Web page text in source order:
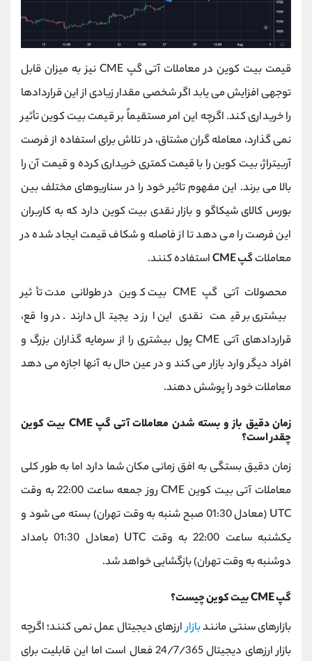
قیمت بیت کوین در معاملات آتی گپ CME نیز به میزان قابل
توجهی افزایش می یابد اگر شخصی مقدار زیادی از این قراردادها
را خریداری کند. اگرچه این امر مستقیماً بر قیمت بیت کوین تأثیر
نمی گذارد، معامله گران مشتاق، در تلاش برای استفاده از فرصت
آربیتراژ، بیت کوین را با قیمت کمتری خریداری کرده و قیمت آن را
بالا می برند. این مفهوم تاثیر خود را در سناریوهای مختلف بین
بورس کالای شیکاگو و بازار نقدی بیت کوین دارد که به کاربران
این فرصت را می دهد تا از فاصله و شکاف قیمت ایجاد شده در
معاملاتگپ CME
استفاده کنند.
محصولات آتی گپ CME بیت کوین در طولانی مدت تأثیر
بیشتری بر قیمت نقدی این ارز دیجیتال دارند. در واقع،
قراردادهای آتی CME پول بیشتری را از سرمایه گذاران بزرگ و
افراد دیگر وارد بازار می کند و در عین حال به آنها اجازه می دهد
معاملات خود را پوشش دهند.
زمان دقیق باز و بسته شدن معاملات آتی گپ CME بیت کوین
چقدر است؟
زمان دقیق بستگی به افق زمانی مکان شما دارد اما به طور کلی
معاملات آتی بیت کوین CME روز جمعه ساعت 22:00 به وقت
UTC (معادل 01:30 صبح شنبه به وقت تهران) بسته می شود و
یکشنبه ساعت 22:00 به وقت UTC (معادل 01:30 بامداد
دوشنبه به وقت تهران) بازگشایی خواهد شد.
گپ CME بیت کوین چیست؟
بازارهای سنتی مانندبازارارزهای دیجیتال عمل نمی کنند؛ اگرچه
بازار ارزهای دیجیتال 24/7/365 فعال است اما این قابلیت برای